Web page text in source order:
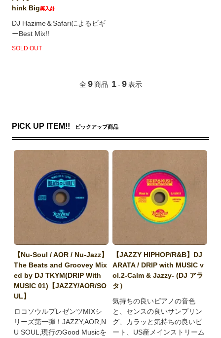
hink Big
DJ Hazime＆Safariによるビギ
ーBest Mix!!
SOLD OUT
全 9 商品 1 - 9 表示
PICK UP ITEM!! ピックアップ商品
【Nu-Soul / AOR / Nu-Jazz】
The Beats and Groovey Mix
ed by DJ TKYM(DRIP With
MUSIC 01)【JAZZY/AOR/SO
UL】
ロコソウルプレゼンツMIXシ
リーズ第一弾！JAZZY,AOR,N
U SOUL,現行のGood Musicを
【JAZZY HIPHOP/R&B】DJ
ARATA / DRIP with MUSIC v
ol.2-Calm & Jazzy- (DJ アラ
タ）
気持ちの良いピアノの音色
と、センスの良いサンプリン
グ、カラッと気持ちの良いビ
ート、US産メインストリーム